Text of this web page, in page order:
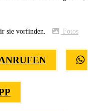
sie vorfinden. Fotos